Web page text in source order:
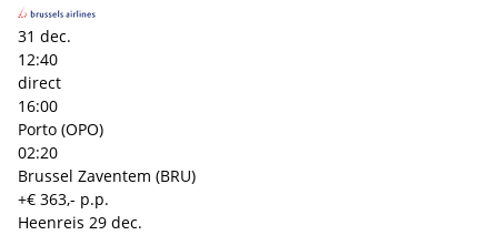
31 dec.
12:40
direct
16:00
Porto (OPO)
02:20
Brussel Zaventem (BRU)
+€ 363,- p.p.
Heenreis 29 dec.